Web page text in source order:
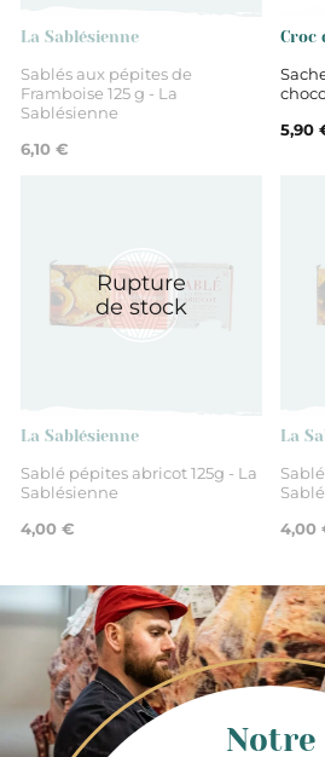
La Sablésienne
Sablés aux pépites de
Framboise 125 g - La
Sablésienne
6,10 €
Croc
5,90
Rupture
de stock
La Sablésienne
Sablé pépites abricot 125g - La
Sablésienne
4,00 €
La
4,00
Notre